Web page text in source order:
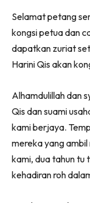
Selamat petang
kongsi petua dan
dapatkan zuriat
Harini Qis akan
Alhamdulillah dan
Qis dan suami
kami berjaya.
mereka yang ambil
kami, dua tahun tu
kehadiran roh